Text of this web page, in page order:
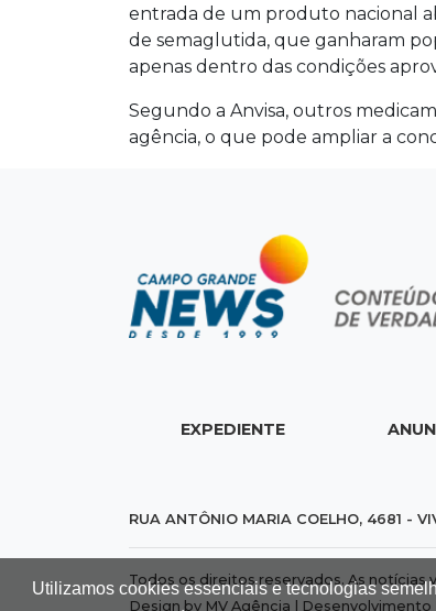
Utilizamos cookies essenciais e tecnologias
entrada de um produto nacional
de semaglutida, que ganharam
apenas dentro das condições
Segundo a Anvisa, outros
agência, o que pode ampliar a
EXPEDIENTE
RUA ANTÔNIO MARIA COELHO, 4681 -
Todos os direitos reservados. As notícias
Design by MV Agência | Desenvolvimento